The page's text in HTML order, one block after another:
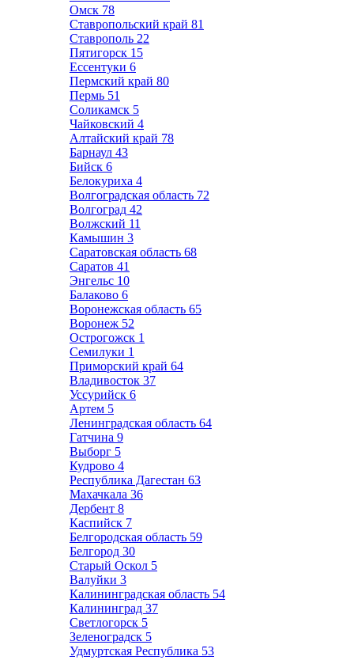
Омск 78
Ставропольский край 81
Ставрополь 22
Пятигорск 15
Ессентуки 6
Пермский край 80
Пермь 51
Соликамск 5
Чайковский 4
Алтайский край 78
Барнаул 43
Бийск 6
Белокуриха 4
Волгоградская область 72
Волгоград 42
Волжский 11
Камышин 3
Саратовская область 68
Саратов 41
Энгельс 10
Балаково 6
Воронежская область 65
Воронеж 52
Острогожск 1
Семилуки 1
Приморский край 64
Владивосток 37
Уссурийск 6
Артем 5
Ленинградская область 64
Гатчина 9
Выборг 5
Кудрово 4
Республика Дагестан 63
Махачкала 36
Дербент 8
Каспийск 7
Белгородская область 59
Белгород 30
Старый Оскол 5
Валуйки 3
Калининградская область 54
Калининград 37
Светлогорск 5
Зеленоградск 5
Удмуртская Республика 53